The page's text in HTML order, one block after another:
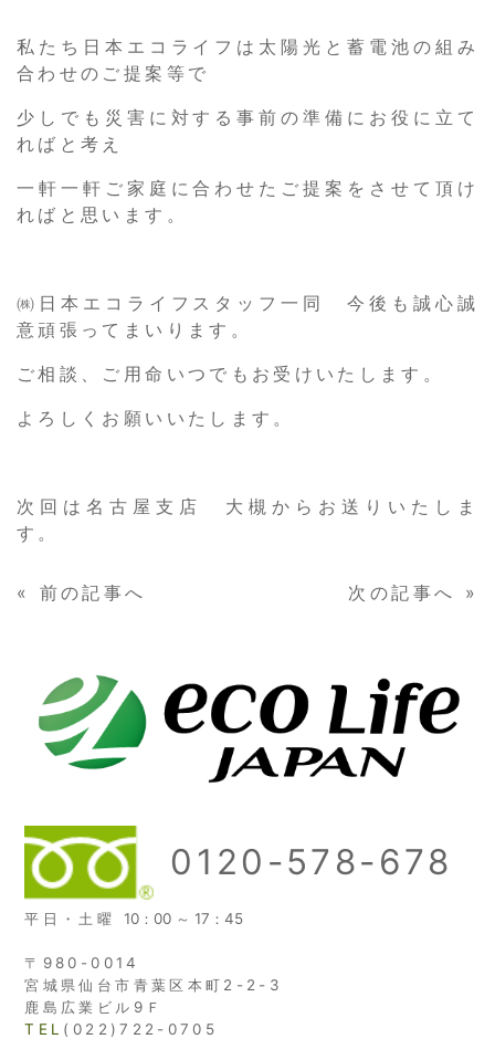
私たち日本エコライフは太陽光と蓄電池の組み
合わせのご提案等で
少しでも災害に対する事前の準備にお役に立て
ればと考え
一軒一軒ご家庭に合わせたご提案をさせて頂け
ればと思います。
㈱日本エコライフスタッフ一同 今後も誠心誠
意頑張ってまいります。
ご相談、ご用命いつでもお受けいたします。
よろしくお願いいたします。
次回は名古屋支店 大槻からお送りいたしま
す。
« 前の記事へ 次の記事へ »
0120-578-678
平日・土曜 10：00 ～ 17：45
〒980-0014
宮城県仙台市青葉区本町2-2-3
鹿島広業ビル9Ｆ
TEL (022)722-0705